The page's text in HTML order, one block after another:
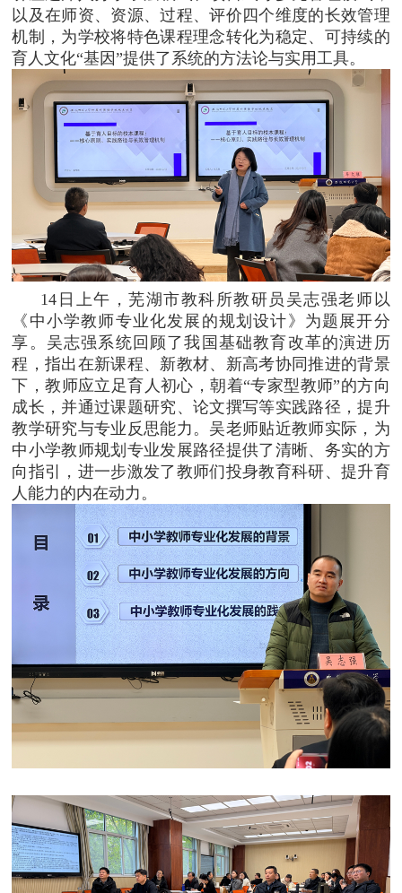
以及在师资、资源、过程、评价四个维度的长效管理
机制，为学校将特色课程理念转化为稳定、可持续的
育人文化“基因”提供了系统的方法论与实用工具。
14日上午，芜湖市教科所教研员吴志强老师以
《中小学教师专业化发展的规划设计》为题展开分
享。 吴志强系统回顾了我国基础教育改革的演进历
程，指出在新课程、新教材、新高考协同推进的背景
下，教师应立足育人初心，朝着“专家型教师”的方向
成长，并通过课题研究、论文撰写等实践路径，提升
教学研究与专业反思能力。吴老师贴近教师实际，为
中小学教师规划专业发展路径提供了清晰、务实的方
向指引，进一步激发了教师们投身教育科研、提升育
人能力的内在动力。